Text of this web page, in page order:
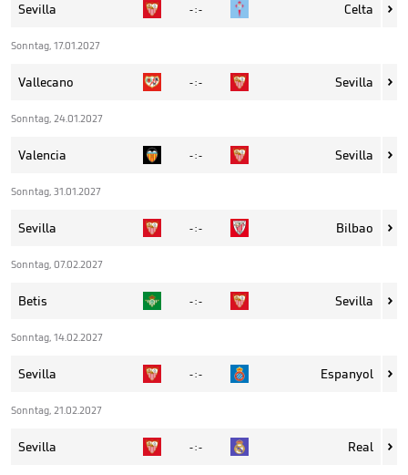
Sevilla - : - Celta 
Sonntag, 17.01.2027
Vallecano - : - Sevilla 
Sonntag, 24.01.2027
Valencia - : - Sevilla 
Sonntag, 31.01.2027
Sevilla - : - Bilbao 
Sonntag, 07.02.2027
Betis - : - Sevilla 
Sonntag, 14.02.2027
Sevilla - : - Espanyol 
Sonntag, 21.02.2027
Sevilla - : - Real 